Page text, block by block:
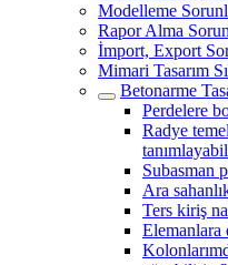
Modelleme
Rapor Alma
İmport, Export
Mimari Tasarım
Betonarme
Perdelere
Radye
Subasman
Ara
Ters kiriş
Elemanlara